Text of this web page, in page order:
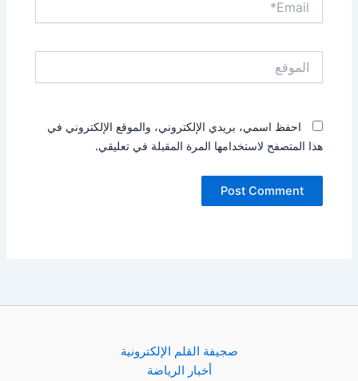
احفظ اسمي، بريدي الإلكتروني، والموقع الإلكتروني في
هذا المتصفح لاستخدامها المرة المقبلة في تعليقي.
صجيفة القلم الإلكترونية
أخبار الرياضة